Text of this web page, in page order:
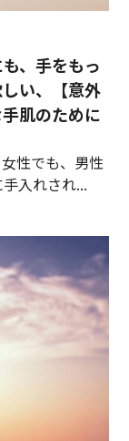
、手をもっ
い、【意外
肌のために
性でも、男性
入れされ...